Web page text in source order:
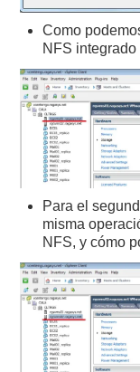
Como
NFS
Para el
misma
NFS, y cómo